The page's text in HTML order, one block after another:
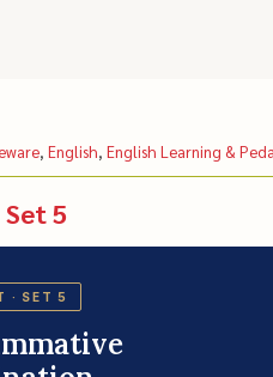
, English, English Learning &
5
· SET 5